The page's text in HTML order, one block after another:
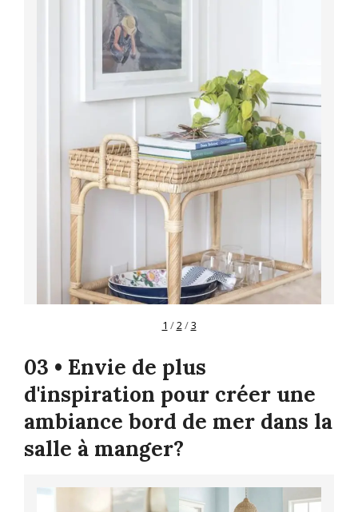
1 /2/3
03 • Envie de plus
d'inspiration pour créer une
ambiance bord de mer dans la
salle à manger?